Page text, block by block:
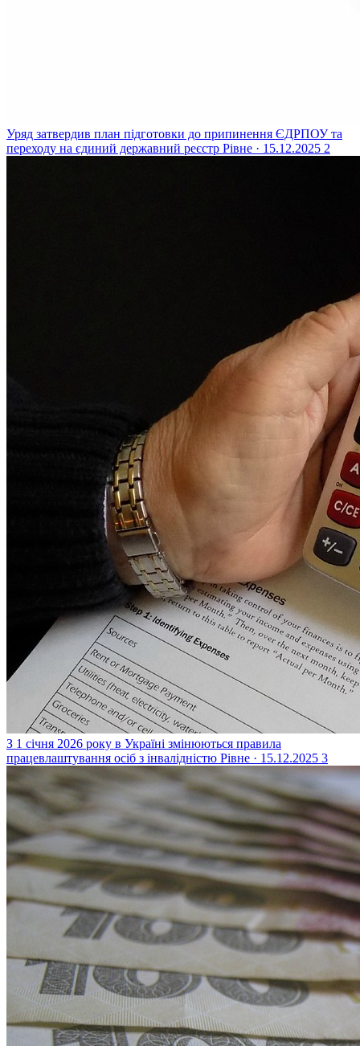
Уряд затвердив план підготовки до припинення ЄДРПОУ та
переходу на єдиний державний реєстр Рівне · 15.12.2025 2
З 1 січня 2026 року в Україні змінюються правила
працевлаштування осіб з інвалідністю Рівне · 15.12.2025 3